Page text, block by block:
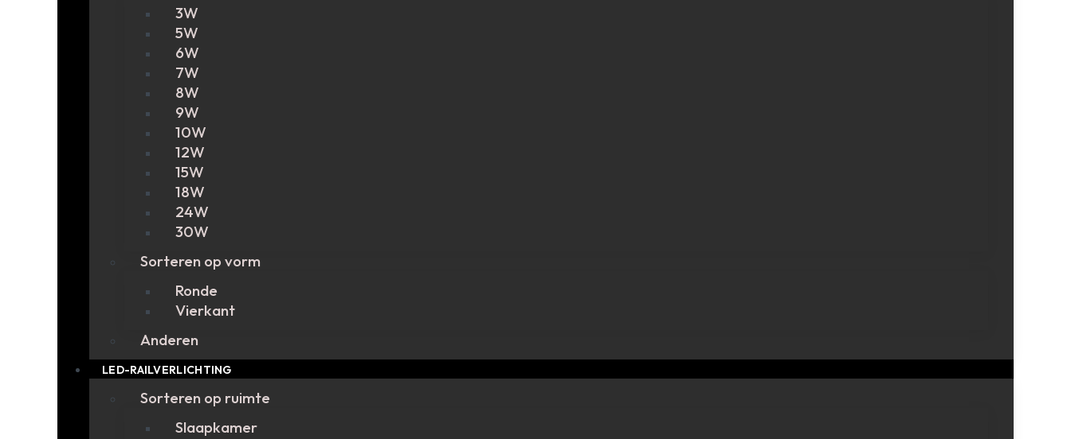
3W
5W
6W
7W
8W
9W
10W
12W
15W
18W
24W
30W
Sorteren op vorm
Ronde
Vierkant
Anderen
LED-RAILVERLICHTING
Sorteren op ruimte
Slaapkamer